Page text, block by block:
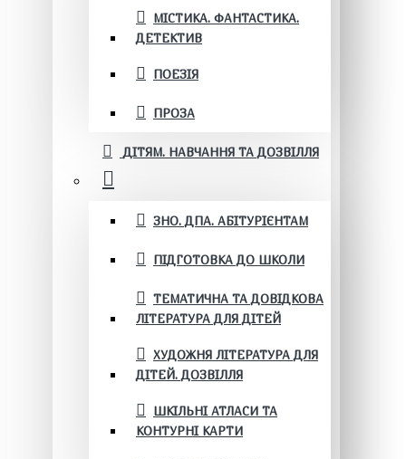
МІСТИКА. ФАНТАСТИКА.
ДЕТЕКТИВ
ПОЕЗІЯ
ПРОЗА
ДІТЯМ. НАВЧАННЯ ТА ДОЗВІЛЛЯ
ЗНО. ДПА. АБІТУРІЄНТАМ
ПІДГОТОВКА ДО ШКОЛИ
ТЕМАТИЧНА ТА ДОВІДКОВА
ЛІТЕРАТУРА ДЛЯ ДІТЕЙ
ХУДОЖНЯ ЛІТЕРАТУРА ДЛЯ
ДІТЕЙ. ДОЗВІЛЛЯ
ШКІЛЬНІ АТЛАСИ ТА
КОНТУРНІ КАРТИ